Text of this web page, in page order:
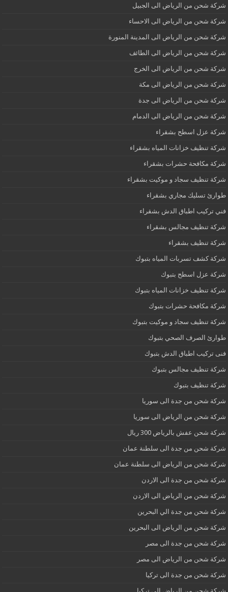
شركة شحن من الرياض الى الجبيل
شركة شحن من الرياض الى الاحساء
شركة شحن من الرياض الى المدينة المنورة
شركة شحن من الرياض الى الطائف
شركة شحن من الرياض الى الخرج
شركة شحن من الرياض الى مكة
شركة شحن من الرياض الى جدة
شركة شحن من الرياض الى الدمام
شركة عزل اسطح بشقراء
شركة تنظيف خزانات المياه بشقراء
شركة مكافحة حشرات بشقراء
شركة تنظيف سجاد و موكيت بشقراء
طوارئ تسليك مجاري بشقراء
فني تركيب اطباق الدش بشقراء
شركة تنظيف مجالس بشقراء
شركة تنظيف بشقراء
شركة كشف تسربات المياه بتبوك
شركة عزل اسطح بتبوك
شركة تنظيف خزانات المياه بتبوك
شركة مكافحة حشرات بتبوك
شركة تنظيف سجاد و موكيت بتبوك
طوارئ الصرف الصحي بتبوك
فنى تركيب اطباق الدش بتبوك
شركة تنظيف مجالس بتبوك
شركة تنظيف بتبوك
شركة شحن من جدة الى سوريا
شركة شحن من الرياض الى سوريا
شركة شحن عفش بالرياض 300 ريال
شركة شحن من جدة الى سلطنة عمان
شركة شحن من الرياض الى سلطنة عمان
شركة شحن من جدة الى الاردن
شركة شحن من الرياض الى الاردن
شركة شحن من جدة الي البحرين
شركة شحن من الرياض الى البحرين
شركة شحن من جدة الى مصر
شركة شحن من الرياض الى مصر
شركة شحن من جدة الى تركيا